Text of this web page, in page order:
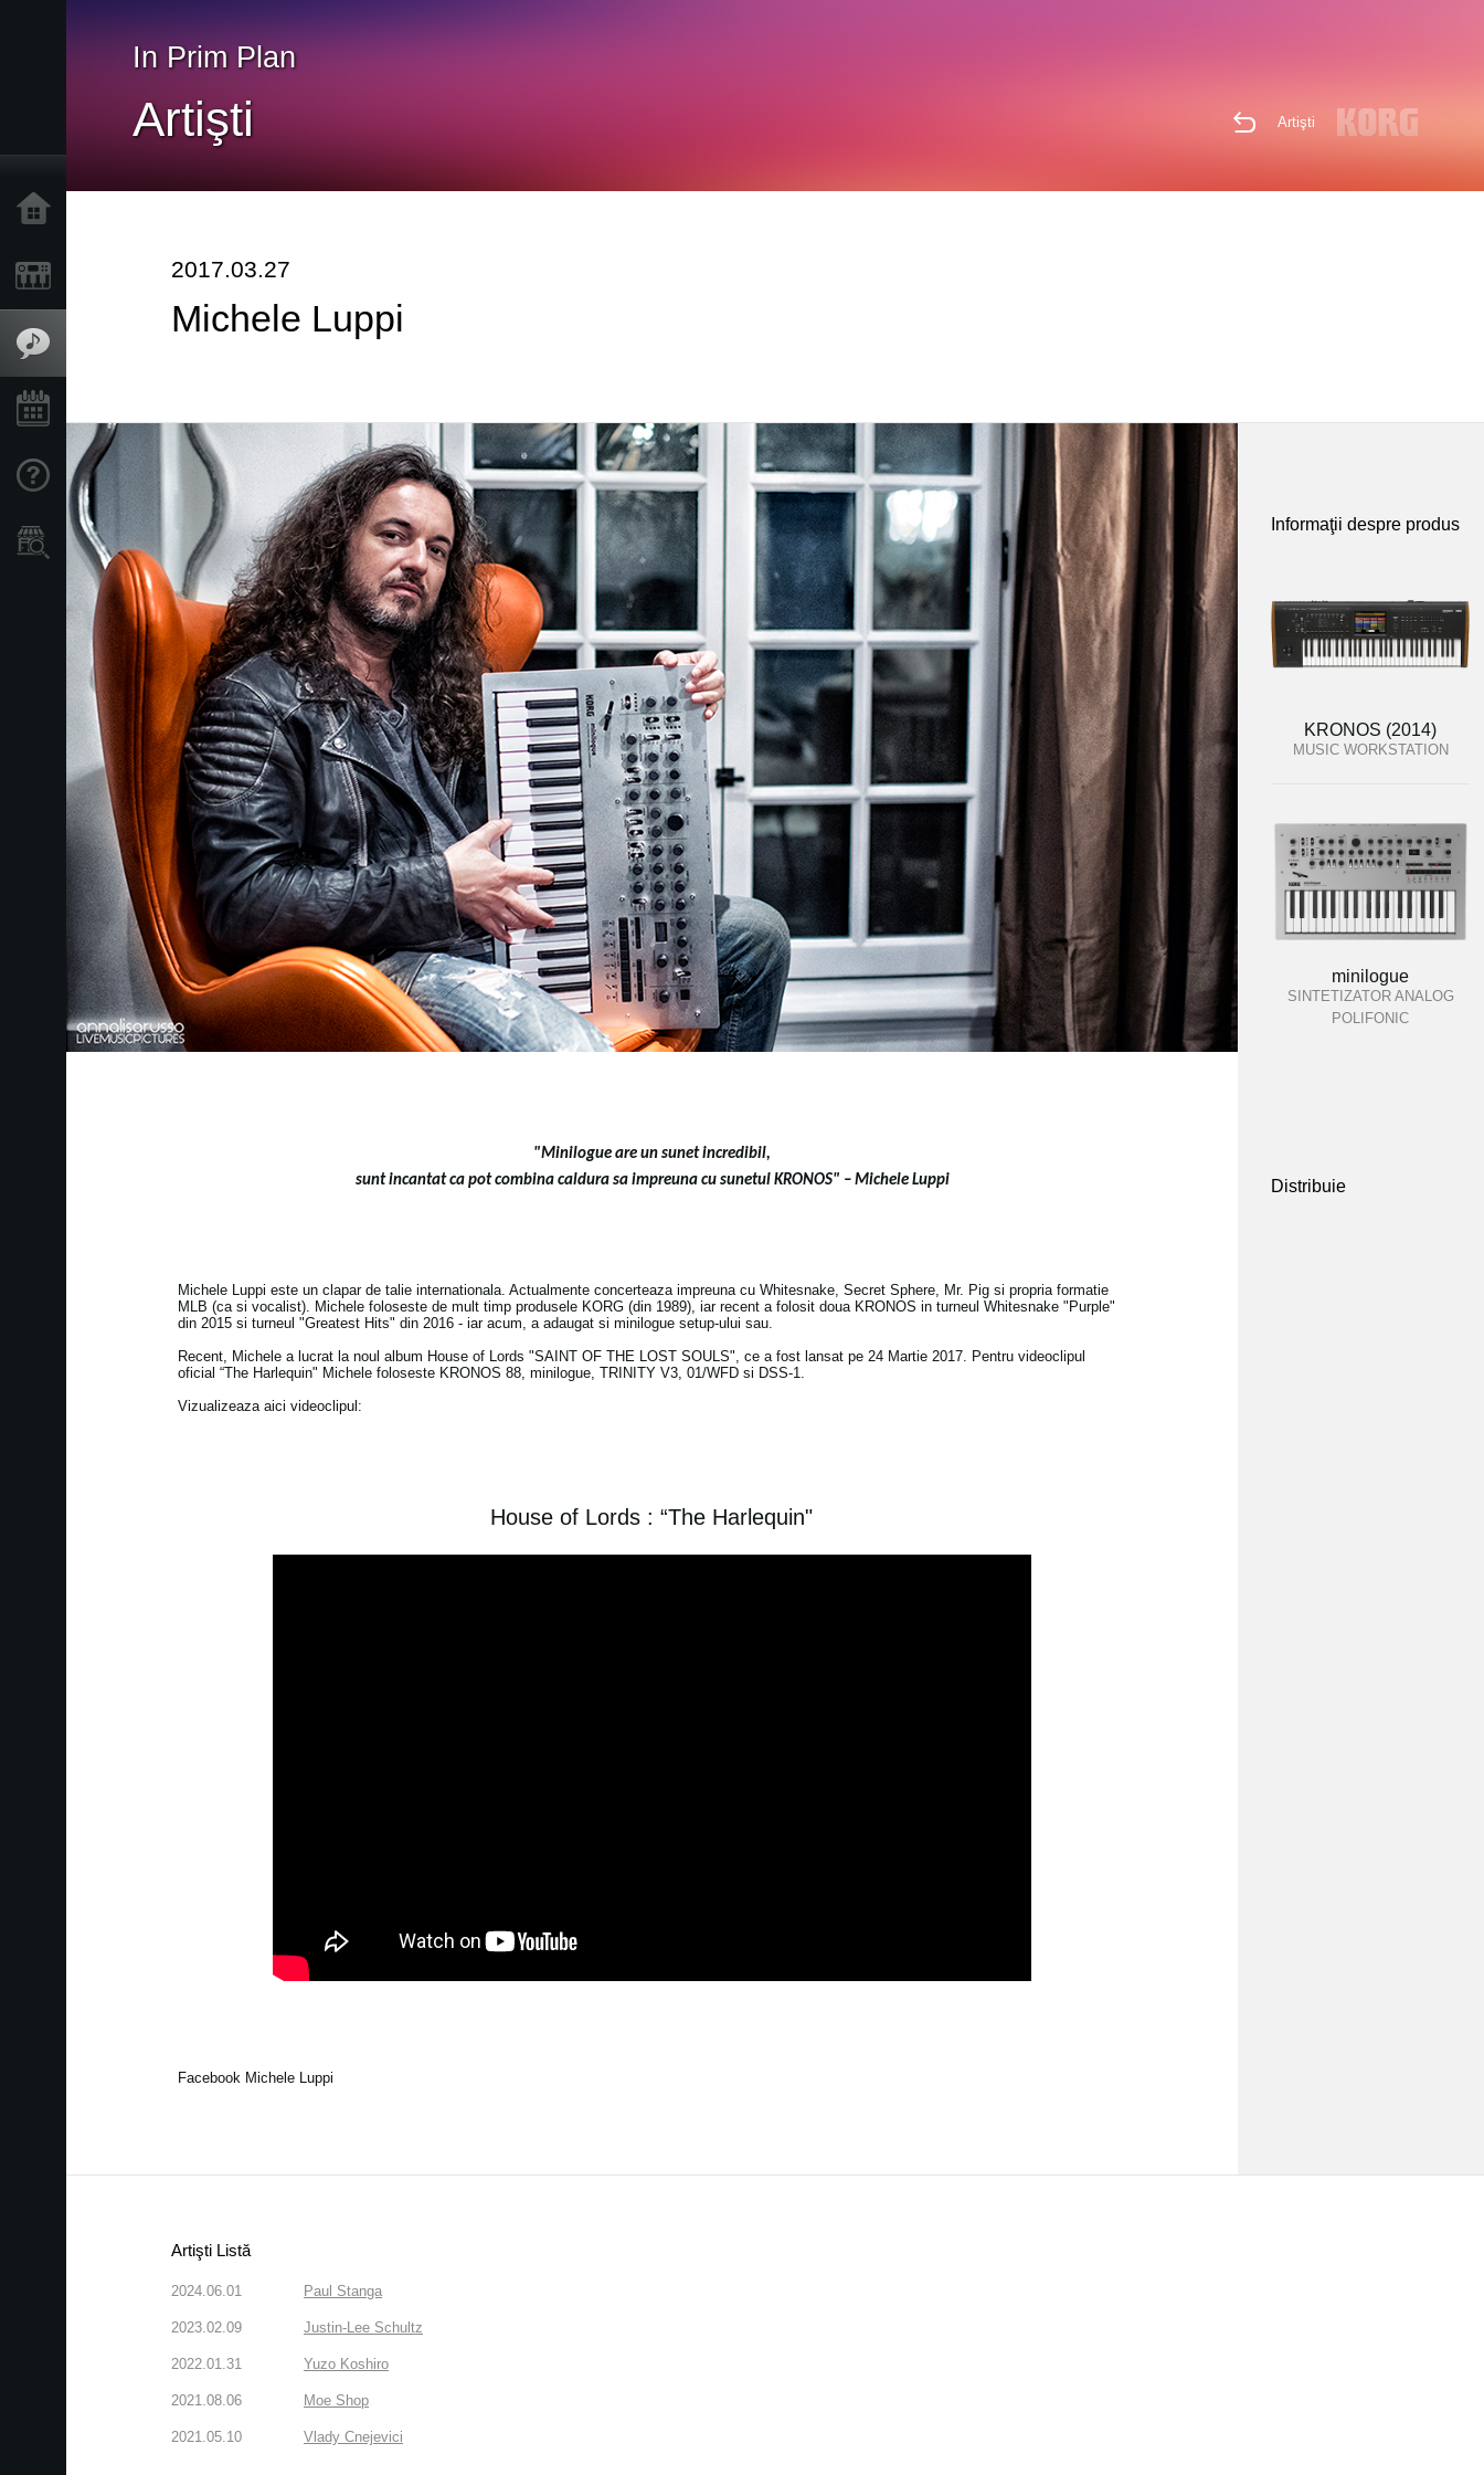
Asistență
Găsește un Magazin
In Prim Plan
Artişti Artişti
2017.03.27
Michele Luppi
"Minilogue are un sunet incredibil,
sunt incantat ca pot combina caldura sa impreuna cu sunetul KRONOS" – Michele Luppi
Michele Luppi este un clapar de talie internationala. Actualmente concerteaza impreuna cu Whitesnake, Secret Sphere, Mr. Pig si propria formatie
MLB (ca si vocalist). Michele foloseste de mult timp produsele KORG (din 1989), iar recent a folosit doua KRONOS in turneul Whitesnake "Purple"
din 2015 si turneul "Greatest Hits" din 2016 - iar acum, a adaugat si minilogue setup-ului sau.
Recent, Michele a lucrat la noul album House of Lords "SAINT OF THE LOST SOULS", ce a fost lansat pe 24 Martie 2017. Pentru videoclipul
oficial “The Harlequin" Michele foloseste KRONOS 88, minilogue, TRINITY V3, 01/WFD si DSS-1.
Vizualizeaza aici videoclipul:
House of Lords : “The Harlequin"
Facebook Michele Luppi
Informaţii despre produs
KRONOS (2014)
MUSIC WORKSTATION
minilogue
SINTETIZATOR ANALOG
POLIFONIC
Distribuie
Artişti Listă
2024.06.01 Paul Stanga
2023.02.09 Justin-Lee Schultz
2022.01.31 Yuzo Koshiro
2021.08.06 Moe Shop
2021.05.10 Vlady Cnejevici